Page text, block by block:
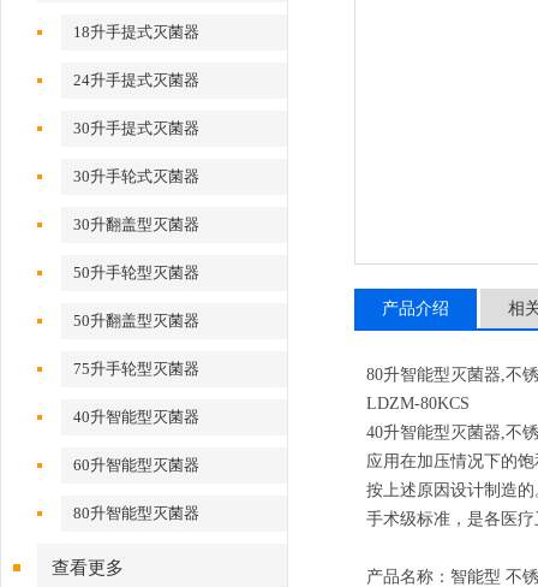
18升手提式灭菌器
24升手提式灭菌器
30升手提式灭菌器
30升手轮式灭菌器
30升翻盖型灭菌器
50升手轮型灭菌器
50升翻盖型灭菌器
75升手轮型灭菌器
40升智能型灭菌器
60升智能型灭菌器
80升智能型灭菌器
查看更多
产品介绍 相
80升智能型灭菌器,不
LDZM-80KCS
40升智能型灭菌器,不
应用在加压情况下的
按上述原因设计制造
手术级标准，是各医
产品名称：智能型 不